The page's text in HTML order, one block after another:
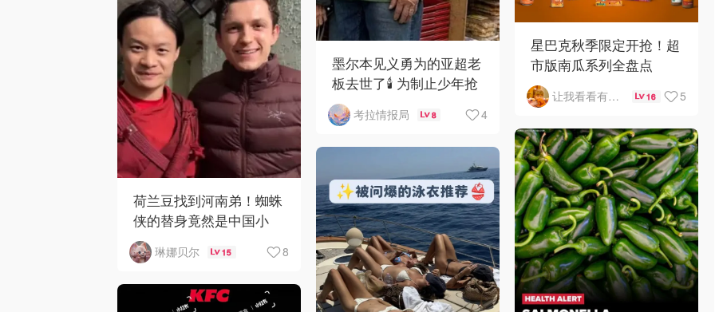
墨尔本见义勇为的亚超老
板去世了🕯️ 为制止少年抢
劫，竟被当街围殴致死！
考拉情报局 8 4
星巴克秋季限定开抢！超
市版南瓜系列全盘点
让我看看有啥好吃的 16 5
荷兰豆找到河南弟！蜘蛛
侠的替身竟然是中国小
哥？！
琳娜贝尔 15 8